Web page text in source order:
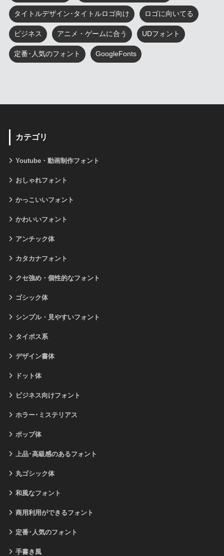
タイトルデザイン･タイトルロゴ向け ロゴに向いてる
ビジネス アニメ・ゲームに合う UDフォント
定番･人気のフォント GoogleFonts
カテゴリ
Youtube・動画制作フォント
おしゃれフォント
かっこいいフォント
かわいいフォント
アンチック体
カタカナフォント
クセ強め・個性的なフォント
ゴシック体
シンプル・見やすいフォント
タイポス系
デザイン書体
ドット体
ビジネス向けフォント
ホラー･ミステリアス
ポップ体
上品･高級感のあるフォント
丸ゴシック体
和風なフォント
商用利用ができるフォント
定番･人気のフォント
手書き風